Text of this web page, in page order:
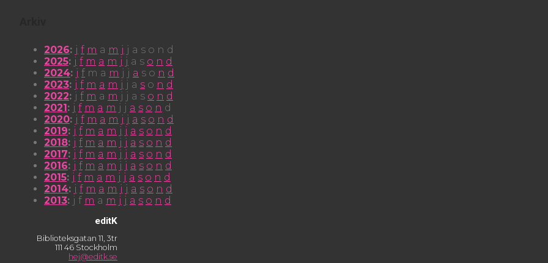
2026: j f m a m j j a s o n d
2025: j f m a m j j a s o n d
2024: j f m a m j j a s o n d
2023: j f m a m j j a s o n d
2022: j f m a m j j a s o n d
2021 : j f m a m j j a s o n d
2020: j f m a m j j a s o n d
2019: j f m a m j j a s o n d
2018: j f m a m j j a s o n d
2017: j f m a m j j a s o n d
2016: j f m a m j j a s o n d
2015: j f m a m j j a s o n d
2014: j f m a m j j a s o n d
2013: j f m a m j j a s o n d
editK
Biblioteksgatan 11, 3tr
111 46 Stockholm
hej@editk.se